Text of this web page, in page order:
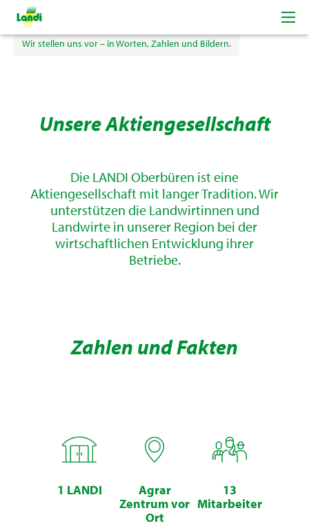
Die LANDI Oberbüren AG im Überblick
Wir stellen uns vor – in Worten, Zahlen und Bildern.
Unsere Aktiengesellschaft
Die LANDI Oberbüren ist eine
Aktiengesellschaft mit langer Tradition. Wir
unterstützen die Landwirtinnen und
Landwirte in unserer Region bei der
wirtschaftlichen Entwicklung ihrer
Betriebe.
Zahlen und Fakten
1 LANDI
Agrar
Zentrum vor
Ort
13
Mitarbeiter